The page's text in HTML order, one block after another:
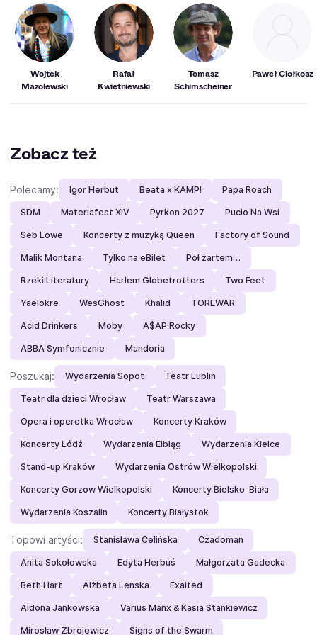
Wojtek
Mazolewski
Rafał
Kwietniewski
Tomasz
Schimscheiner
Paweł Ciołkosz
Zobacz też
Polecamy: Igor Herbut Beata x KAMP! Papa Roach
SDM Materiafest XIV Pyrkon 2027 Pucio Na Wsi
Seb Lowe Koncerty z muzyką Queen Factory of Sound
Malik Montana Tylko na eBilet Pół żartem…
Rzeki Literatury Harlem Globetrotters Two Feet
Yaelokre WesGhost Khalid TOREWAR
Acid Drinkers Moby A$AP Rocky
ABBA Symfonicznie Mandoria
Poszukaj: Wydarzenia Sopot Teatr Lublin
Teatr dla dzieci Wrocław Teatr Warszawa
Opera i operetka Wrocław Koncerty Kraków
Koncerty Łódź Wydarzenia Elbląg Wydarzenia Kielce
Stand-up Kraków Wydarzenia Ostrów Wielkopolski
Koncerty Gorzow Wielkopolski Koncerty Bielsko-Biała
Wydarzenia Koszalin Koncerty Białystok
Topowi artyści: Stanisława Celińska Czadoman
Anita Sokołowska Edyta Herbuś Małgorzata Gadecka
Beth Hart Alżbeta Lenska Exaited
Aldona Jankowska Varius Manx & Kasia Stankiewicz
Mirosław Zbrojewicz Signs of the Swarm